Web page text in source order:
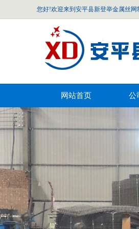
您好!欢迎来到安平县新登举金属丝网
网站首页 公